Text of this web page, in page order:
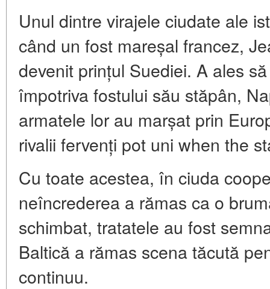
Unul dintre virajele ciudate ale
când un fost mareșal francez,
devenit prințul Suediei. A ales
împotriva fostului său stăpân,
armatele lor au marșat prin
rivalii fervenți pot uni when the
Cu toate acestea, în ciuda
neîncrederea a rămas ca o
schimbat, tratatele au fost
Baltică a rămas scena tăcută
continuu.